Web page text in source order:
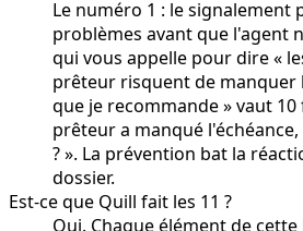
Le numéro 1 : le signalement
problèmes avant que l'agent
qui vous appelle pour dire «
prêteur risquent de manquer
que je recommande » vaut 10
prêteur a manqué
? ». La prévention bat la
dossier.
Est-ce que Quill fait les 11 ?
Oui. Chaque élément de